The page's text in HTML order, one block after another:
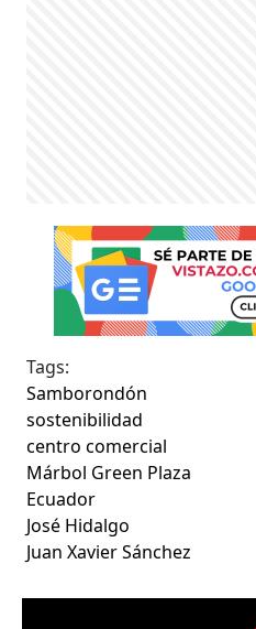
Tags:
Samborondón
sostenibilidad
centro comercial
Márbol Green Plaza
Ecuador
José Hidalgo
Juan Xavier Sánchez